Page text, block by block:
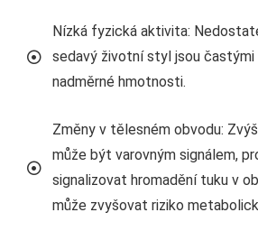
Nízká fyzická aktivita:
sedavý životní styl jsou častými
nadměrné hmotnosti.
Změny v tělesném obvodu:
může být varovným signálem,
signalizovat hromadění tuku v
může zvyšovat riziko